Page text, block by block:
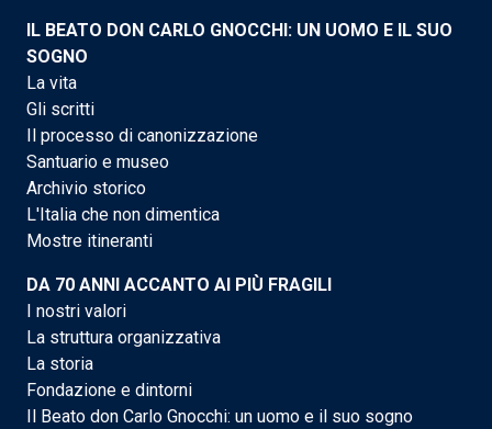
IL BEATO DON CARLO GNOCCHI: UN UOMO E IL SUO
SOGNO
La vita
Gli scritti
Il processo di canonizzazione
Santuario e museo
Archivio storico
L'Italia che non dimentica
Mostre itineranti
DA 70 ANNI ACCANTO AI PIÙ FRAGILI
I nostri valori
La struttura organizzativa
La storia
Fondazione e dintorni
Il Beato don Carlo Gnocchi: un uomo e il suo sogno